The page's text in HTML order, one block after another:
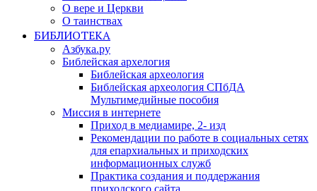
О вере и Церкви
О таинствах
БИБЛИОТЕКА
Азбука.ру
Библейская архелогия
Библейская археология
Библейская археология СПбДА
Мультимедийные пособия
Миссия в интернете
Приход в медиамире, 2- изд
Рекомендации по работе в социальных сетях
для епархиальных и приходских
информационных служб
Практика создания и поддержания